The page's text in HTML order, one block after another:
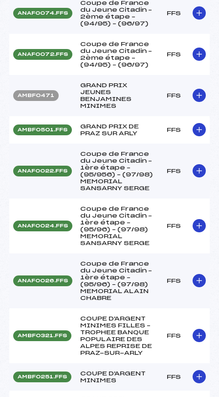
ANAF0074.FFS
Coupe de France
du Jeune Citadin –
2ème étape –
(94/95) – (96/97)
FFS
ANAF0072.FFS
Coupe de France
du Jeune Citadin –
2ème étape –
(94/95) – (96/97)
FFS
AMBF0471
GRAND PRIX
JEUNES
BENJAMINES
MINIMES
FFS
AMBF0501.FFS
GRAND PRIX DE
PRAZ SUR ARLY
FFS
ANAF0022.FFS
Coupe de France
du Jeune Citadin –
1ère étape –
(95/956) – (97/98)
MEMORIAL
SANSARNY SERGE
FFS
ANAF0024.FFS
Coupe de France
du Jeune Citadin –
1ère étape –
(95/96) – (97/98)
MEMORIAL
SANSARNY SERGE
FFS
ANAF0026.FFS
Coupe de France
du Jeune Citadin –
1ère étape –
(95/96) – (97/98)
MEMORIAL ALAIN
CHABRE
FFS
AMBF0321.FFS
COUPE D'ARGENT
MINIMES FILLES –
TROPHEE BANQUE
POPULAIRE DES
ALPES REPRISE DE
PRAZ-SUR-ARLY
FFS
AMBF0251.FFS
COUPE D'ARGENT
MINIMES
FFS